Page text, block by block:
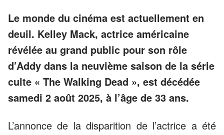
Le monde du cinéma est actuellement en
deuil. Kelley Mack, actrice américaine
révélée au grand public pour son rôle
d’Addy dans la neuvième saison de la série
culte « The Walking Dead », est décédée
samedi 2 août 2025, à l’âge de 33 ans.
L’annonce de la disparition de l’actrice a été